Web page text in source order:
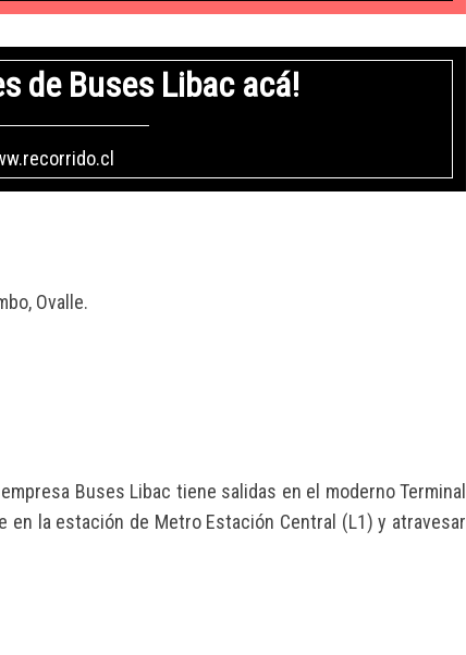
de Buses Libac acá!
Ovalle.
Buses Libac tiene salidas en el moderno Terminal
en la estación de Metro Estación Central (L1) y atravesar